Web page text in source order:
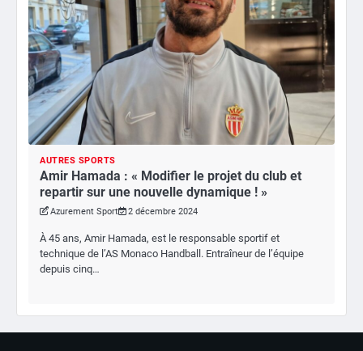
AUTRES SPORTS
Amir Hamada : « Modifier le projet du club et
repartir sur une nouvelle dynamique ! »
Azurement Sport 2 décembre 2024
À 45 ans, Amir Hamada, est le responsable sportif et
technique de l’AS Monaco Handball. Entraîneur de l’équipe
depuis cinq…